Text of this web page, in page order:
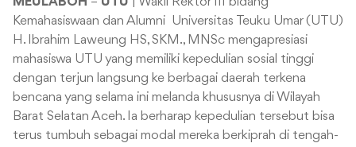
Kemahasiswaan dan Alumni Universitas Teuku Umar (UTU)
H. Ibrahim Laweung HS, SKM., MNSc mengapresiasi
mahasiswa UTU yang memiliki kepedulian sosial tinggi
dengan terjun langsung ke berbagai daerah terkena
bencana yang selama ini melanda khususnya di Wilayah
Barat Selatan Aceh. Ia berharap kepedulian tersebut bisa
terus tumbuh sebagai modal mereka berkiprah di tengah-